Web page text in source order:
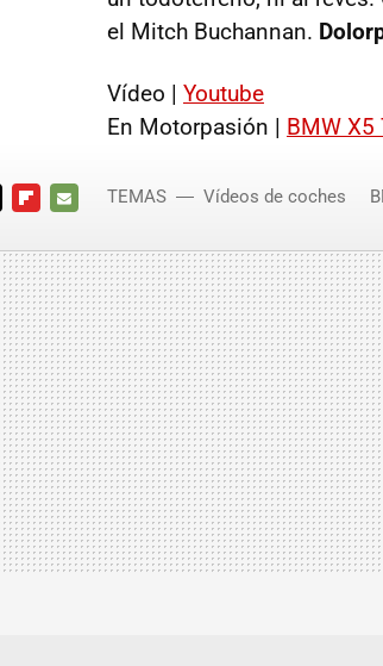
el Mitch Buchannan.
Vídeo | Youtube
En Motorpasión | BMW X5
MAIL
TEMAS Vídeos de coches